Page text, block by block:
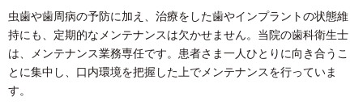
虫歯や歯周病の予防に加え、治療をした歯やインプラントの状態維
持にも、定期的なメンテナンスは欠かせません。当院の歯科衛生士
は、メンテナンス業務専任です。患者さま一人ひとりに向き合うこ
とに集中し、口内環境を把握した上でメンテナンスを行っていま
す。